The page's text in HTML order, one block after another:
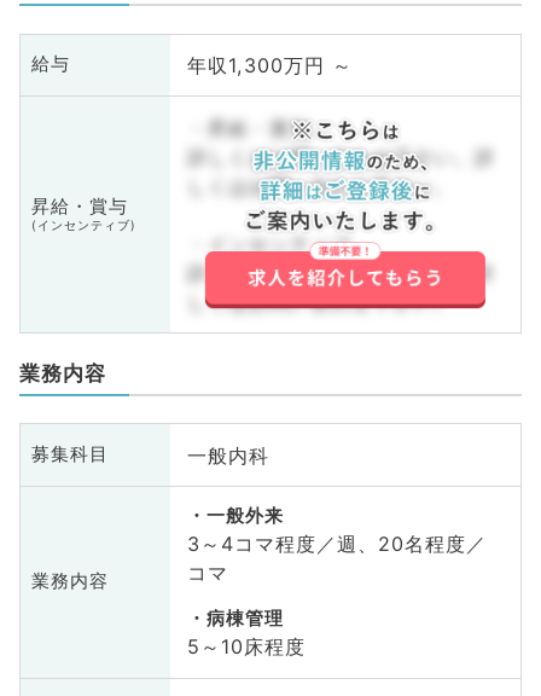
給与 年収1,300万円 ～
昇給・賞与
(インセンティブ)
・昇給・賞与
詳しくはお問い合わせ下さい。詳
しくはお問い合わせ下さい。
・インセンティブ
詳しくはお問い合わせ下さい。詳
しくはお問い合わせ下さい。
業務内容
募集科目 一般内科
業務内容
一般外来
3～4コマ程度／週、20名程度／
コマ
病棟管理
5～10床程度